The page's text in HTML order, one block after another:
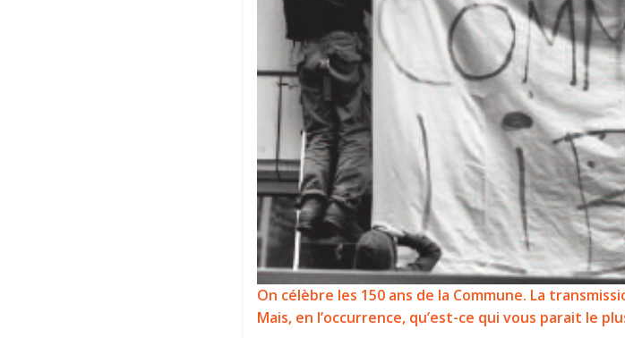
On célèbre les 150 ans de la Commune. La
Mais, en l’occurrence, qu’est-ce qui vous parait le